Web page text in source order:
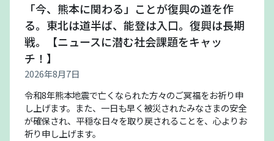
「今、熊本に関わる」ことが復興の道を作
る。東北は道半ば、能登は入口。復興は長期
戦。【ニュースに潜む社会課題をキャッ
チ！】
2026年8月7日
令和8年熊本地震で亡くなられた方々のご冥福をお祈り申
し上げます。また、一日も早く被災されたみなさまの安全
が確保され、平穏な日々を取り戻されることを、心よりお
祈り申し上げます。